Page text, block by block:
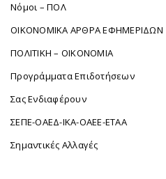
Νόμοι – ΠΟΛ
ΟΙΚΟΝΟΜΙΚΑ ΑΡΘΡΑ ΕΦΗΜΕΡΙΔΩΝ
ΠΟΛΙΤΙΚΗ – ΟΙΚΟΝΟΜΙΑ
Προγράμματα Επιδοτήσεων
Σας Ενδιαφέρουν
ΣΕΠΕ-ΟΑΕΔ-ΙΚΑ-ΟΑΕΕ-ΕΤΑΑ
Σημαντικές Αλλαγές